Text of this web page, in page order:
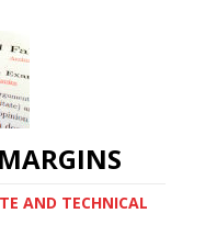
AND TECHNICAL